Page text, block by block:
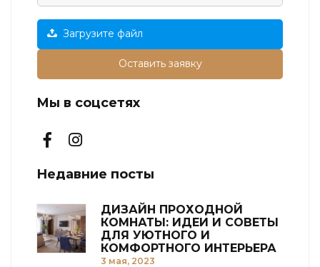
Загрузите файл
Оставить заявку
Мы в соцсетях
Недавние посты
ДИЗАЙН ПРОХОДНОЙ
КОМНАТЫ: ИДЕИ И СОВЕТЫ
ДЛЯ УЮТНОГО И
КОМФОРТНОГО ИНТЕРЬЕРА
3 мая, 2023